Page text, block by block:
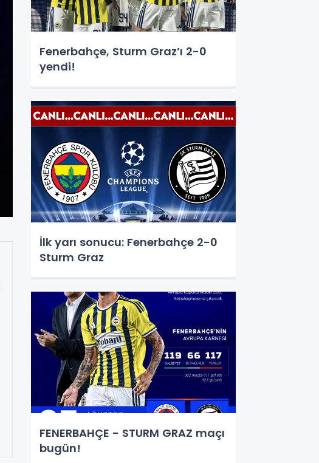
Fenerbahçe, Sturm Graz’ı 2-0
yendi!
İlk yarı sonucu: Fenerbahçe 2-0
Sturm Graz
FENERBAHÇE - STURM GRAZ maçı
bugün!